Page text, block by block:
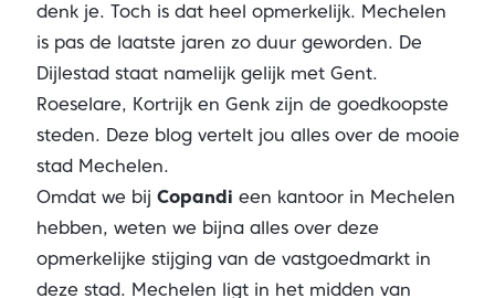
denk je. Toch is dat heel opmerkelijk. Mechelen
is pas de laatste jaren zo duur geworden. De
Dijlestad staat namelijk gelijk met Gent.
Roeselare, Kortrijk en Genk zijn de goedkoopste
steden. Deze blog vertelt jou alles over de mooie
stad Mechelen.
Omdat we bij Copandi een kantoor in Mechelen
hebben, weten we bijna alles over deze
opmerkelijke stijging van de vastgoedmarkt in
deze stad. Mechelen ligt in het midden van